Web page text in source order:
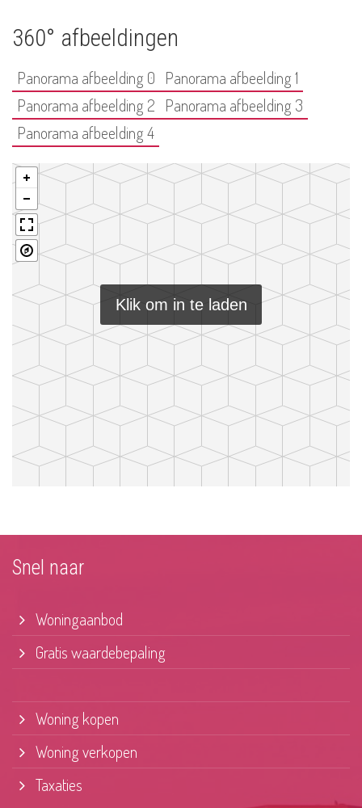
360° afbeeldingen
Panorama afbeelding 0 Panorama afbeelding 1
Panorama afbeelding 2 Panorama afbeelding 3
Panorama afbeelding 4
Klik om in te laden
Snel naar
Woningaanbod
Gratis waardebepaling
Woning kopen
Woning verkopen
Taxaties